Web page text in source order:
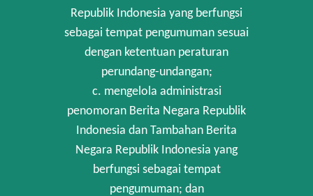
Republik Indonesia yang berfungsi
sebagai tempat pengumuman sesuai
dengan ketentuan peraturan
perundang-undangan;
c. mengelola administrasi
penomoran Berita Negara Republik
Indonesia dan Tambahan Berita
Negara Republik Indonesia yang
berfungsi sebagai tempat
pengumuman; dan